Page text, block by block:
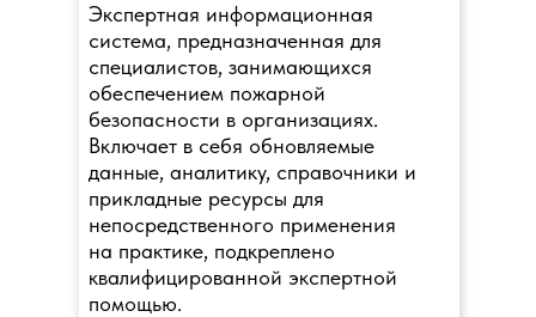
Экспертная информационная
система, предназначенная для
специалистов, занимающихся
обеспечением пожарной
безопасности в организациях.
Включает в себя обновляемые
данные, аналитику, справочники и
прикладные ресурсы для
непосредственного применения
на практике, подкреплено
квалифицированной экспертной
помощью.